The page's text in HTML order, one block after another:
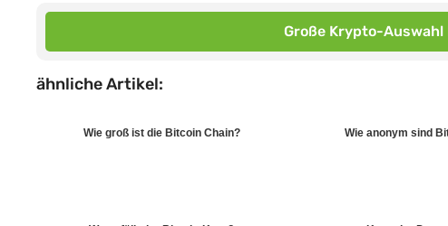
Große Krypto-
ähnliche Artikel:
Wie groß ist die Bitcoin Chain? Wie anonym sind